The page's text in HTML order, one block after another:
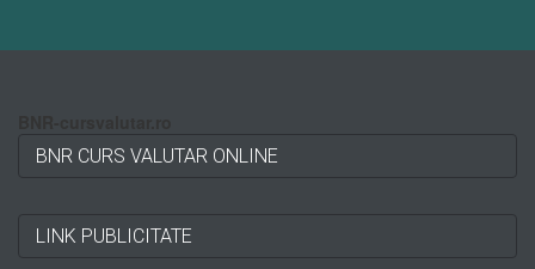
BNR CURS VALUTAR ONLINE
LINK PUBLICITATE